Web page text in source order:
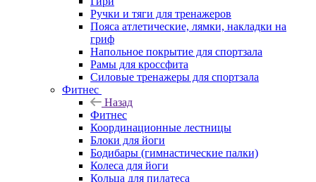
Ручки и тяги для тренажеров
Пояса атлетические, лямки, накладки на
гриф
Напольное покрытие для спортзала
Рамы для кроссфита
Силовые тренажеры для спортзала
Фитнес
Назад
Фитнес
Координационные лестницы
Блоки для йоги
Бодибары (гимнастические палки)
Колеса для йоги
Кольца для пилатеса